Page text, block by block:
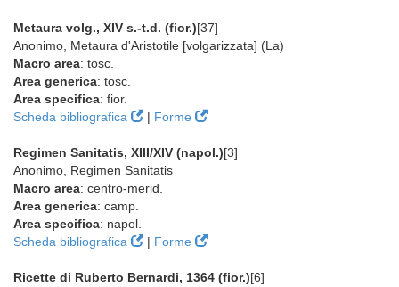
Metaura volg., XIV s.-t.d. (fior.)[37]
Anonimo, Metaura d'Aristotile [volgarizzata] (La)
Macro area: tosc.
Area generica: tosc.
Area specifica: fior.
Scheda bibliografica
| Forme
Regimen Sanitatis, XIII/XIV (napol.)[3]
Anonimo, Regimen Sanitatis
Macro area: centro-merid.
Area generica: camp.
Area specifica: napol.
Scheda bibliografica
| Forme
Ricette di Ruberto Bernardi, 1364 (fior.)[6]